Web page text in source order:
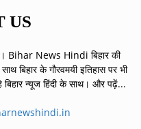
US
Bihar News Hindi बिहार की
बिहार के गौरवमयी इतिहास पर भी
न्यूज हिंदी के साथ। और पढ़ें...